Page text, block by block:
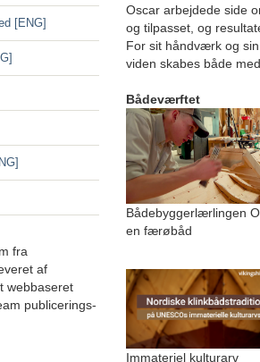
[ENG]
fra
af
webbaseret
publicerings-
Oscar arbejdede side
og tilpasset, og
For sit håndværk og
viden skabes både
Bådeværftet
Bådebyggerlærlingen
en færøbåd
Immateriel kulturarv